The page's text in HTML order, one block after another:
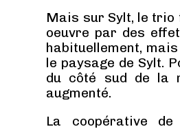
Mais sur Sylt, le trio
oeuvre par des
habituellement,
le paysage de Sylt.
du côté sud de la
augmenté.
La coopérative